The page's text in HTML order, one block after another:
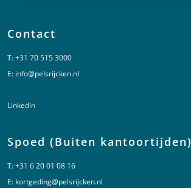
Contact
T:+31 70 515 3000
E: info@pelsrijcken.nl
Linkedin
Spoed (Buiten kantoortijden)
T:+31 6 20 01 08 16
E: kortgeding@pelsrijcken.nl